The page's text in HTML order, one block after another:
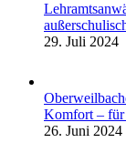
29. Juli 2024
Komfort – für
26. Juni 2024